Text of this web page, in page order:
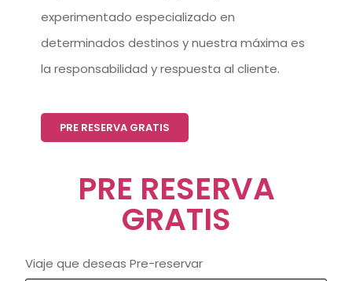
experimentado especializado en
determinados destinos y nuestra máxima es
la responsabilidad y respuesta al cliente.
PRE RESERVA GRATIS
PRE RESERVA
GRATIS
Viaje que deseas Pre-reservar